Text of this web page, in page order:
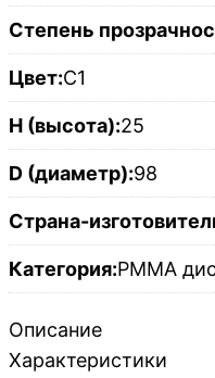
Степень
Цвет:C1
H (высота):25
D (диаметр):98
Страна-
Категория:PMMA
Описание
Характеристики